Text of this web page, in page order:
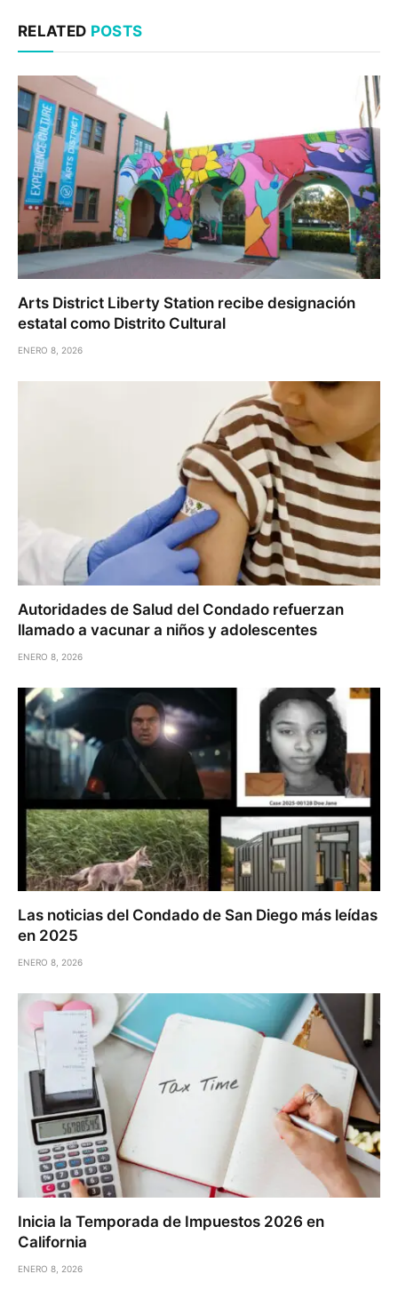
RELATED POSTS
Arts District Liberty Station recibe designación
estatal como Distrito Cultural
ENERO 8, 2026
Autoridades de Salud del Condado refuerzan
llamado a vacunar a niños y adolescentes
ENERO 8, 2026
Las noticias del Condado de San Diego más leídas
en 2025
ENERO 8, 2026
Inicia la Temporada de Impuestos 2026 en
California
ENERO 8, 2026